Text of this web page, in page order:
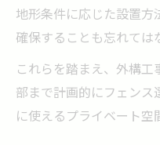
地形条件に応じた設置方
確保することも忘れては
これらを踏まえ、外構
部まで計画的にフェン
に使えるプライベート空